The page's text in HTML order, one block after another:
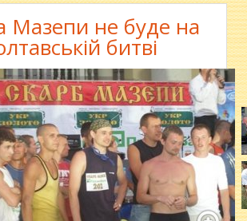
Мазепи не буде на
битві